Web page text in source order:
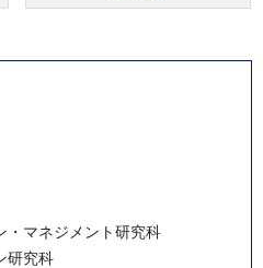
・マネジメント研究科
研究科